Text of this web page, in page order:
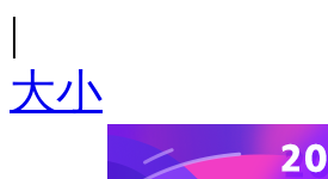
|
大小